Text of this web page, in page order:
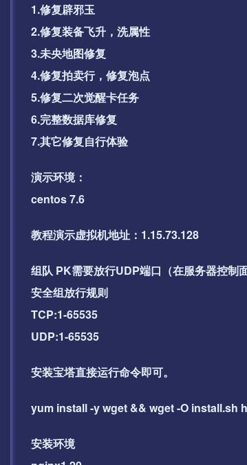
1.修复辟邪玉
2.修复装备飞升，洗属性
3.未央地图修复
4.修复拍卖行，修复泡点
5.修复二次觉醒卡任务
6.完整数据库修复
7.其它修复自行体验
演示环境：
centos 7.6
教程演示虚拟机地址：1.15.73.128
组队 PK需要放行UDP端口（在服务器控制
安全组放行规则
TCP:1-65535
UDP:1-65535
安装宝塔直接运行命令即可。
yum install -y wget && wget -O
安装环境